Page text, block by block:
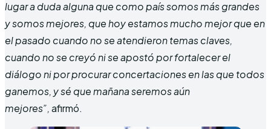
lugar a duda alguna que como país somos más grandes
y somos mejores, que hoy estamos mucho mejor que en
el pasado cuando no se atendieron temas claves,
cuando no se creyó ni se apostó por fortalecer el
diálogo ni por procurar concertaciones en las que todos
ganemos, y sé que mañana seremos aún
mejores”,afirmó.